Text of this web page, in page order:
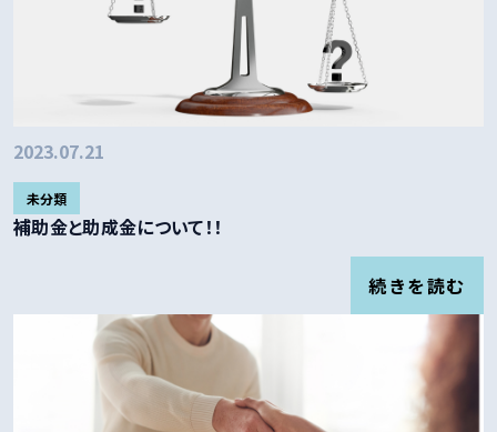
2023.07.21
未分類
補助金と助成金について！！
続きを読む